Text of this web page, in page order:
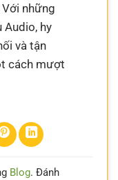
những
Audio, hy
và tận
cách mượt
Blog. Đánh